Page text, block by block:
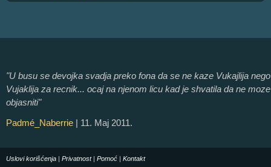
"U busu se devojka svadja preko fona da se ne kaze Vukajlija nego
Vujaklija za recnik... ocaj na njenom licu kad je shvatila da ne moze
objasniti"
Padmé_Naberrie | 11. Maj 2011.
Uslovi korišćenja | Privatnost| Pomoć | Kontakt